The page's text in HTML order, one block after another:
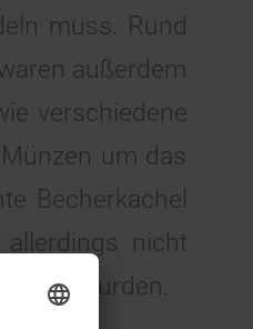
muss. Rund
außerdem
verschiedene
um das
Becherkachel
nicht
wurden.